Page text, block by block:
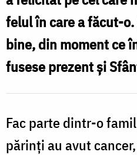
/
Foto:
doxologia.ro
felul în care a făcut-
bine, din moment ce
fusese prezent și
Fac parte dintr-o
părinți au avut